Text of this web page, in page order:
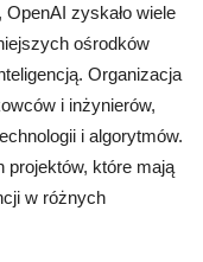
zyskało wiele
ośrodków
Organizacja
i inżynierów,
i algorytmów.
projektów, które mają
w różnych